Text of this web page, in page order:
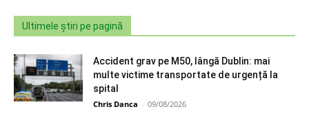
Ultimele știri pe pagină
Accident grav pe M50, lângă Dublin: mai
multe victime transportate de urgență la
spital
Chris Danca - 09/08/2026